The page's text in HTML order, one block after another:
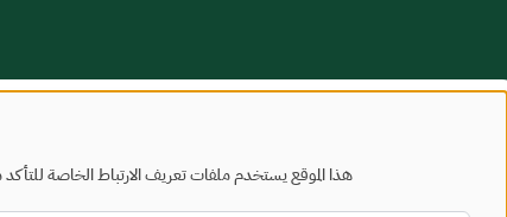
خريطة الموقع شروط الاستخدام
هذا الموقع يستخدم ملفات تعريف الارتباط الخاصة